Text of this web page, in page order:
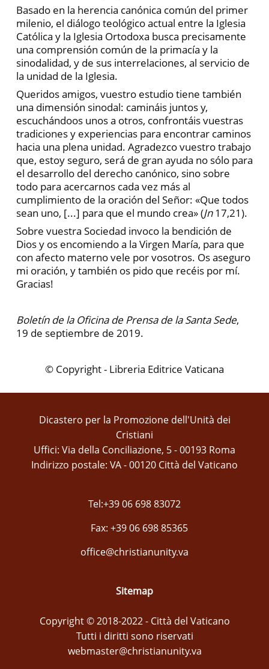
Basado en la herencia canónica común del primer
milenio, el diálogo teológico actual entre la Iglesia
Católica y la Iglesia Ortodoxa busca precisamente
una comprensión común de la primacía y la
sinodalidad, y de sus interrelaciones, al servicio de
la unidad de la Iglesia.
Queridos amigos, vuestro estudio tiene también
una dimensión sinodal: camináis juntos y,
escuchándoos unos a otros, confrontáis vuestras
tradiciones y experiencias para encontrar caminos
hacia una plena unidad. Agradezco vuestro trabajo
que, estoy seguro, será de gran ayuda no sólo para
el desarrollo del derecho canónico, sino sobre
todo para acercarnos cada vez más al
cumplimiento de la oración del Señor: «Que todos
sean uno, [...] para que el mundo crea» (Jn17,21).
Sobre vuestra Sociedad invoco la bendición de
Dios y os encomiendo a la Virgen María, para que
con afecto materno vele por vosotros. Os aseguro
mi oración, y también os pido que recéis por mí.
Gracias!
Boletín de la Oficina de Prensa de la Santa Sede,
19 de septiembre de 2019.
© Copyright - Libreria Editrice Vaticana
Dicastero per la Promozione dell'Unità dei
Cristiani
Uffici: Via della Conciliazione, 5 - 00193 Roma
Indirizzo postale: VA - 00120 Città del Vaticano
Tel:+39 06 698 83072
Fax: +39 06 698 85365
office@christianunity.va
Sitemap
Copyright © 2018-2022 - Città del Vaticano
Tutti i diritti sono riservati
webmaster@christianunity.va